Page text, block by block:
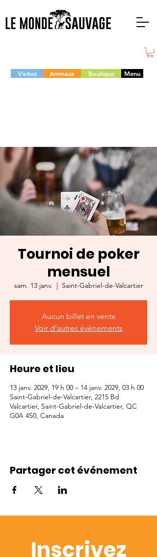
Visitez Animaux Boutique Menu
Tournoi de poker
mensuel
sam. 13 janv.
  |
Saint-Gabriel-de-Valcartier
Aucun billet en vente
Voir d'autres événements
Heure et lieu
13 janv. 2029, 19 h 00 – 14 janv. 2029, 03 h 00
Saint-Gabriel-de-Valcartier, 2215 Bd
Valcartier, Saint-Gabriel-de-Valcartier, QC
G0A 4S0, Canada
Partager cet événement
Inscrivez